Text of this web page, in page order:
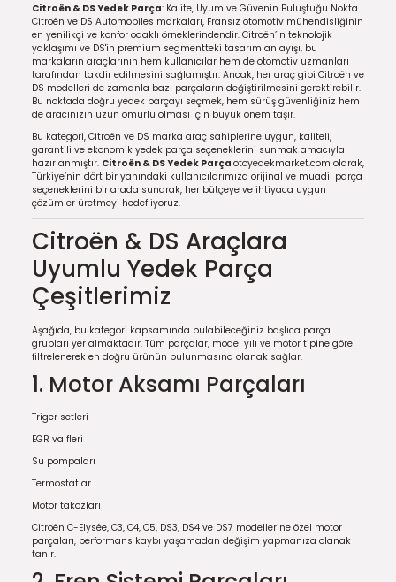
Citroën & DS Yedek Parça: Kalite, Uyum ve Güvenin Buluştuğu Nokta
Citroën ve DS Automobiles markaları, Fransız otomotiv mühendisliğinin
en yenilikçi ve konfor odaklı örneklerindendir. Citroën’in teknolojik
yaklaşımı ve DS'in premium segmentteki tasarım anlayışı, bu
markaların araçlarının hem kullanıcılar hem de otomotiv uzmanları
tarafından takdir edilmesini sağlamıştır. Ancak, her araç gibi Citroën ve
DS modelleri de zamanla bazı parçaların değiştirilmesini gerektirebilir.
Bu noktada doğru yedek parçayı seçmek, hem sürüş güvenliğiniz hem
de aracınızın uzun ömürlü olması için büyük önem taşır.
Bu kategori, Citroën ve DS marka araç sahiplerine uygun, kaliteli,
garantili ve ekonomik yedek parça seçeneklerini sunmak amacıyla
hazırlanmıştır. Citroën & DS Yedek Parça otoyedekmarket.com olarak,
Türkiye’nin dört bir yanındaki kullanıcılarımıza orijinal ve muadil parça
seçeneklerini bir arada sunarak, her bütçeye ve ihtiyaca uygun
çözümler üretmeyi hedefliyoruz.
Citroën & DS Araçlara
Uyumlu Yedek Parça
Çeşitlerimiz
Aşağıda, bu kategori kapsamında bulabileceğiniz başlıca parça
grupları yer almaktadır. Tüm parçalar, model yılı ve motor tipine göre
filtrelenerek en doğru ürünün bulunmasına olanak sağlar.
1. Motor Aksamı Parçaları
Triger setleri
EGR valfleri
Su pompaları
Termostatlar
Motor takozları
Citroën C-Elysée, C3, C4, C5, DS3, DS4 ve DS7 modellerine özel motor
parçaları, performans kaybı yaşamadan değişim yapmanıza olanak
tanır.